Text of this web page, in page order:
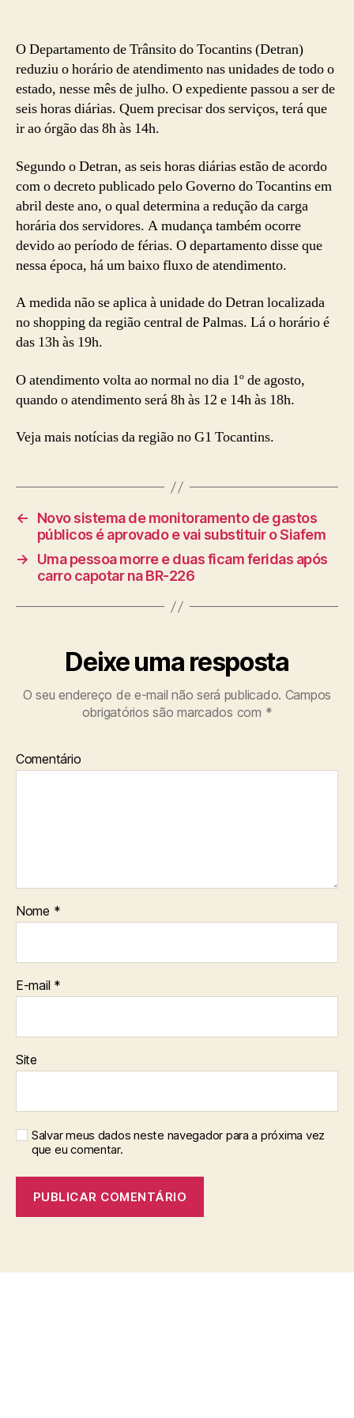
O Departamento de Trânsito do Tocantins (Detran)
reduziu o horário de atendimento nas unidades de todo o
estado, nesse mês de julho. O expediente passou a ser de
seis horas diárias. Quem precisar dos serviços, terá que
ir ao órgão das 8h às 14h.
Segundo o Detran, as seis horas diárias estão de acordo
com o decreto publicado pelo Governo do Tocantins em
abril deste ano, o qual determina a redução da carga
horária dos servidores. A mudança também ocorre
devido ao período de férias. O departamento disse que
nessa época, há um baixo fluxo de atendimento.
A medida não se aplica à unidade do Detran localizada
no shopping da região central de Palmas. Lá o horário é
das 13h às 19h.
O atendimento volta ao normal no dia 1º de agosto,
quando o atendimento será 8h às 12 e 14h às 18h.
Veja mais notícias da região no G1 Tocantins.
←
Novo sistema de monitoramento de gastos
públicos é aprovado e vai substituir o Siafem
→
Uma pessoa morre e duas ficam feridas após
carro capotar na BR-226
Deixe uma resposta
O seu endereço de e-mail não será publicado. Campos
obrigatórios são marcados com *
Comentário
Nome *
E-mail *
Site
Salvar meus dados neste navegador para a próxima vez
que eu comentar.